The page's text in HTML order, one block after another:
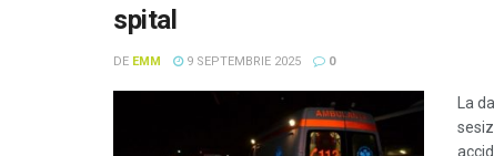
spital
DE EMM 9 SEPTEMBRIE 2025 0
La